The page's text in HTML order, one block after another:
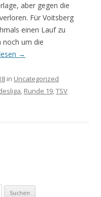
aber gegen die
Für Voitsberg
einen Lauf zu
noch um die
→
in Uncategorized
, Runde 19,TSV